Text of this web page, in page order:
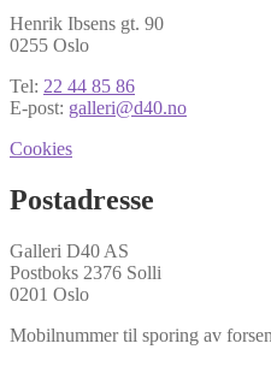
Henrik Ibsens gt. 90
0255 Oslo
Tel: 22 44 85 86
E-post: galleri@d40.no
Cookies
Postadresse
Galleri D40 AS
Postboks 2376 Solli
0201 Oslo
Mobilnummer til sporing av